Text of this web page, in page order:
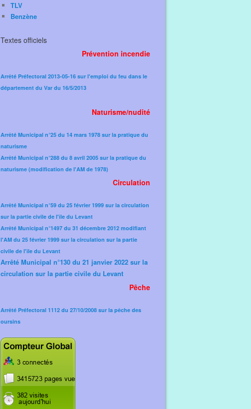
TLV
Benzène
Textes officiels
Prévention incendie
Arrêté Préfectoral 2013-05-16 sur l'emploi du feu dans le
département du Var du 16/5/2013
Naturisme/nudité
Arrêté Municipal n°25 du 14 mars 1978 sur la pratique du
naturisme
Arrêté Municipal n°288 du 8 avril 2005 sur la pratique du
naturisme (modification de l'AM de 1978)​
Circulation
Arrêté Municipal n°59 du 25 février 1999 sur la circulation
sur la partie civile de l'île du Levant
Arrêté Municipal n°1497 du 31 décembre 2012 modifiant
l'AM du 25 février 1999 sur la circulation sur la partie
civile de l'île du Levant
Arrêté Municipal n°130 du 21 janvier 2022 sur la
circulation sur la partie civile du Levant
Pêche
Arrêté Préfectoral 1112 du 27/10/2008 sur la pêche des
oursins